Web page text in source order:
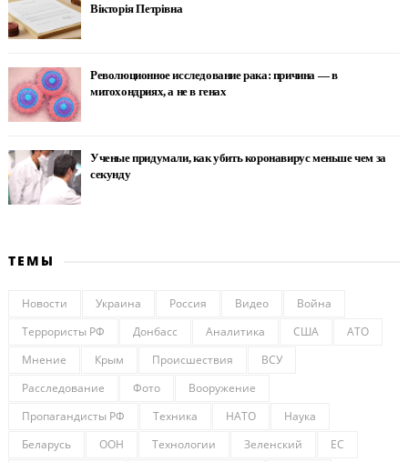
Вікторія Петрівна
Революционное исследование рака: причина — в
митохондриях, а не в генах
Ученые придумали, как убить коронавирус меньше чем за
секунду
ТЕМЫ
Новости Украина Россия Видео
Война
Террористы РФ
Донбасс Аналитика США
АТО
Мнение
Крым Происшествия
ВСУ
Расследование
Фото
Вооружение
Пропагандисты РФ
Техника НАТО
Наука
Беларусь
ООН Технологии Зеленский ЕС